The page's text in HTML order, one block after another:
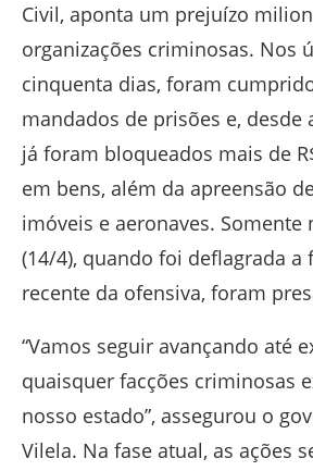
Civil, aponta um prejuízo
organizações criminosas. Nos
cinquenta dias, foram
mandados de prisões e, desde
já foram bloqueados mais de
em bens, além da apreensão
imóveis e aeronaves. Somente
(14/4), quando foi deflagrada a
recente da ofensiva, foram
“Vamos seguir avançando até
quaisquer facções criminosas
nosso estado”, assegurou o
Vilela. Na fase atual, as ações